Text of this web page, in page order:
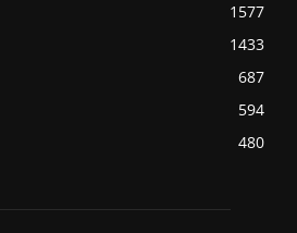
1577
1433
687
594
480